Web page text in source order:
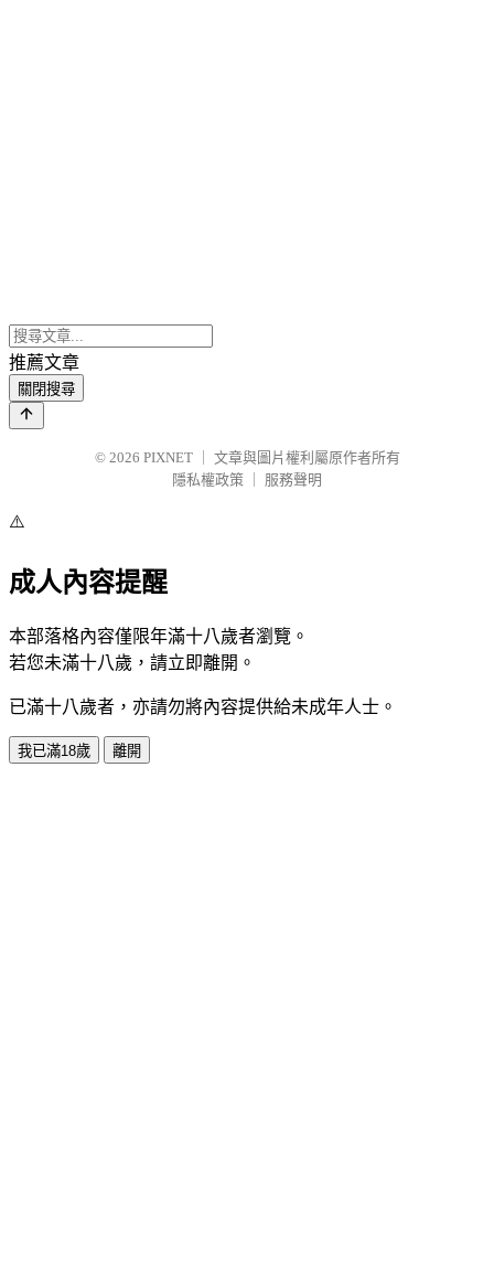
推薦文章
關閉搜尋
© 2026 PIXNET
文章與圖片權利屬原作者所有
隱私權政策
服務聲明
⚠️
成人內容提醒
本部落格內容僅限年滿十八歲者瀏覽。
若您未滿十八歲，請立即離開。
已滿十八歲者，亦請勿將內容提供給未成年人士。
我已滿18歲 離開